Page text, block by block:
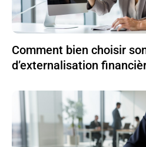
Comment bien choisir
d’externalisation